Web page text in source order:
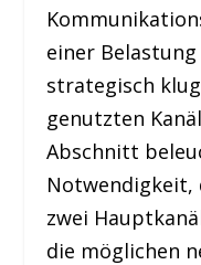
einer
strategisch
genutzten
Abschnitt
Notwendigkeit,
zwei
die möglichen